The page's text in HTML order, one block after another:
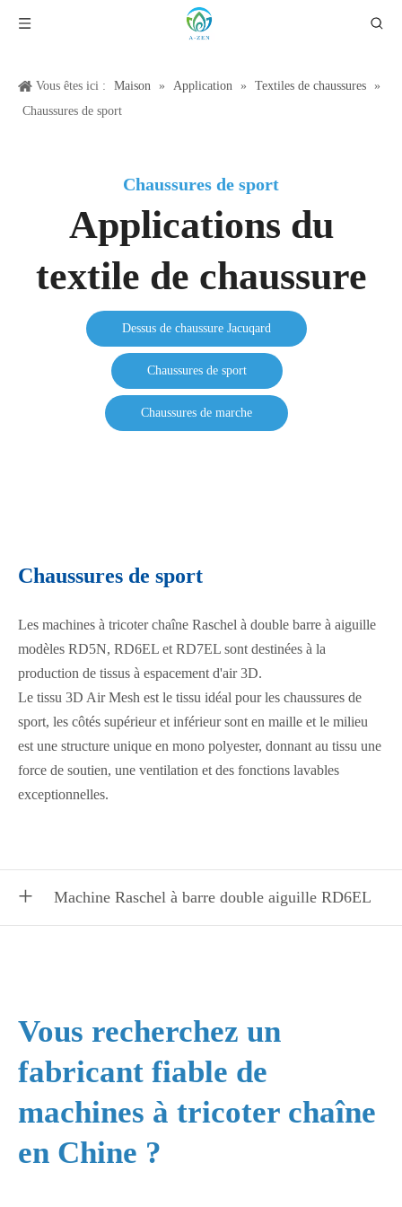
Vous êtes ici : Maison » Application » Textiles de chaussures »
Chaussures de sport
Chaussures de sport
Applications du
textile de chaussure
Dessus de chaussure Jacuqard
Chaussures de sport
Chaussures de marche
Chaussures de sport
Les machines à tricoter chaîne Raschel à double barre à aiguille
modèles RD5N, RD6EL et RD7EL sont destinées à la
production de tissus à espacement d'air 3D.
Le tissu 3D Air Mesh est le tissu idéal pour les chaussures de
sport, les côtés supérieur et inférieur sont en maille et le milieu
est une structure unique en mono polyester, donnant au tissu une
force de soutien, une ventilation et des fonctions lavables
exceptionnelles.
Machine Raschel à barre double aiguille RD6EL
Vous recherchez un
fabricant fiable de
machines à tricoter chaîne
en Chine ?